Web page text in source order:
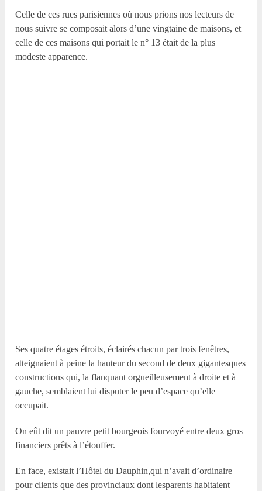
Celle de ces rues parisiennes où nous prions nos lecteurs de
nous suivre se composait alors d’une vingtaine de maisons, et
celle de ces maisons qui portait le n° 13 était de la plus
modeste apparence.
Ses quatre étages étroits, éclairés chacun par trois fenêtres,
atteignaient à peine la hauteur du second de deux gigantesques
constructions qui, la flanquant orgueilleusement à droite et à
gauche, semblaient lui disputer le peu d’espace qu’elle
occupait.
On eût dit un pauvre petit bourgeois fourvoyé entre deux gros
financiers prêts à l’étouffer.
En face, existait l’Hôtel du Dauphin,qui n’avait d’ordinaire
pour clients que des provinciaux dont lesparents habitaient